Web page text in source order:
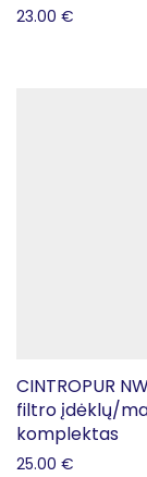
23.00 €
CINTROPUR
filtro įdėklų/
komplektas
25.00 €